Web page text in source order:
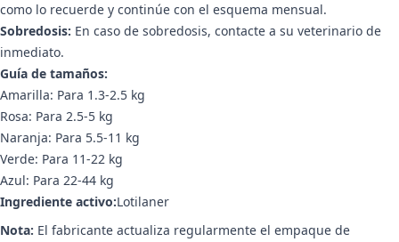
como lo recuerde y continúe con el esquema mensual.
Sobredosis: En caso de sobredosis, contacte a su veterinario de
inmediato.
Guía de tamaños:
Amarilla: Para 1.3-2.5 kg
Rosa: Para 2.5-5 kg
Naranja: Para 5.5-11 kg
Verde: Para 11-22 kg
Azul: Para 22-44 kg
Ingrediente activo:Lotilaner
Nota: El fabricante actualiza regularmente el empaque de